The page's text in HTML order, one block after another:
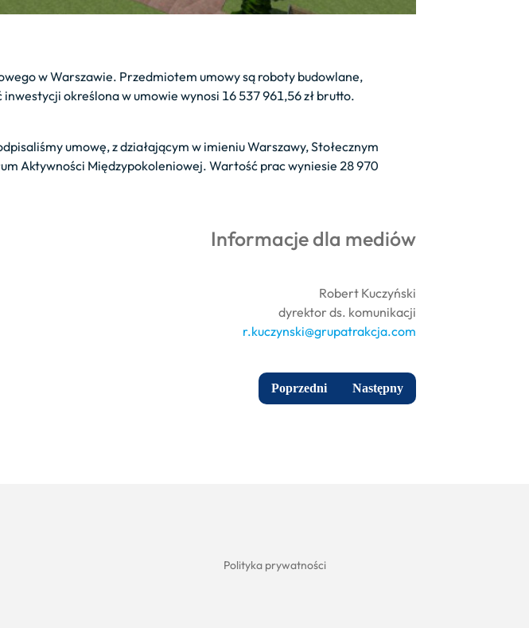
w Warszawie. Przedmiotem umowy są roboty budowlane,
określona w umowie wynosi 16 537 961,56 zł brutto.
umowę, z działającym w imieniu Warszawy, Stołecznym
Aktywności Międzypokoleniowej. Wartość prac wyniesie 28 970
Informacje dla mediów
Robert Kuczyński
dyrektor ds. komunikacji
r.kuczynski@grupatrakcja.com
Poprzedni Następny
Polityka prywatności